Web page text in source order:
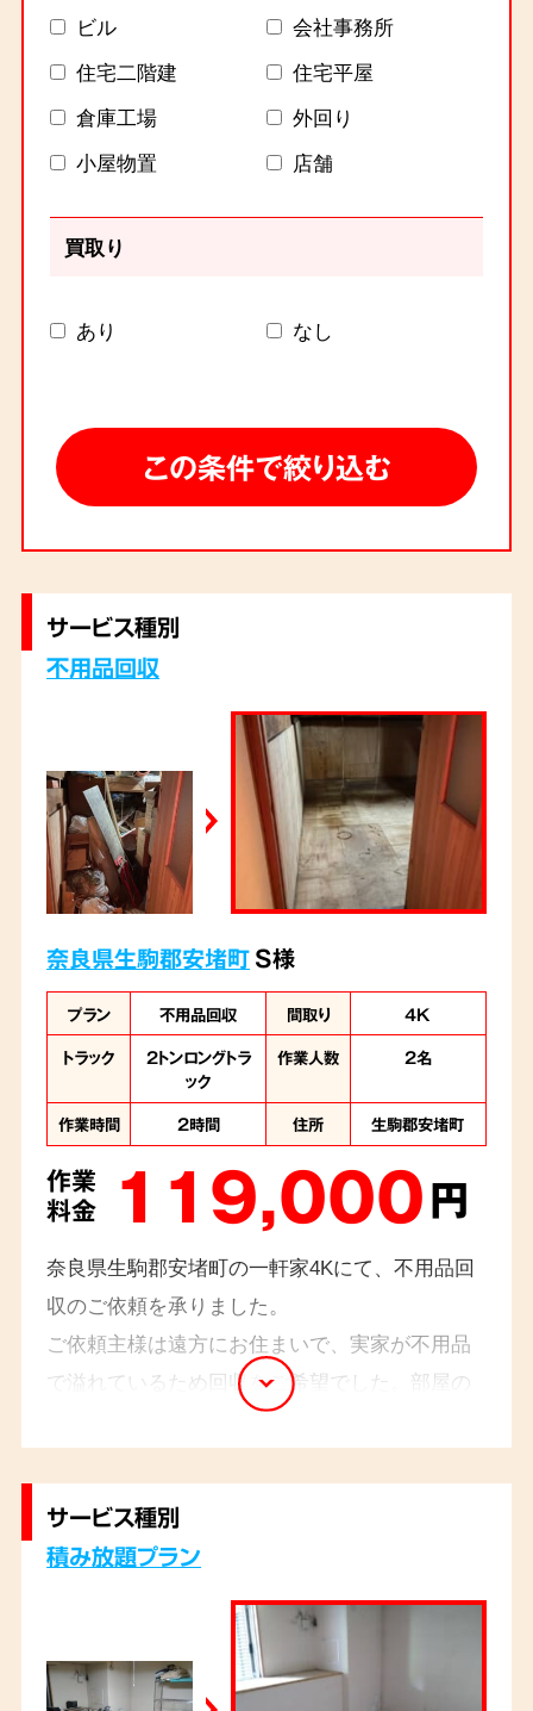
ビル
会社事務所
住宅二階建
住宅平屋
倉庫工場
外回り
小屋物置
店舗
買取り
あり なし
サービス種別
不用品回収
奈良県生駒郡安堵町S様
プラン 不用品回収 間取り
4K
トラック
2トンロングトラ
ック
作業人数 2名
作業時間 2時間 住所 生駒郡安堵町
作業
料金
119,000円
奈良県生駒郡安堵町の一軒家4Kにて、不用品回
収のご依頼を承りました。
ご依頼主様は遠方にお住まいで、実家が不用品
で溢れているため回収をご希望でした。部屋の
中は、捨て方がわからずとりあえず置いていた
もので溢れておりましたので、貴重品が混入し
サービス種別
積み放題プラン